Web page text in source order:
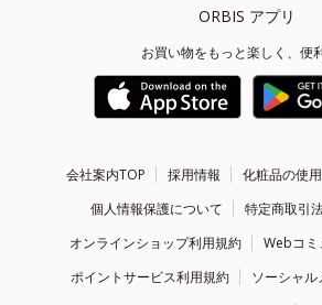
ORBIS アプリ
お買い物をもっと楽しく、便
会社案内TOP 採用情報
化粧品の使
個人情報保護について
特定商取引
オンラインショップ利用規約
Webコミ
ポイントサービス利用規約
ソーシャ